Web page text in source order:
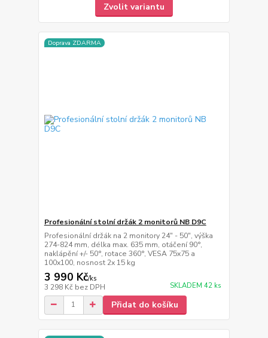
Zvolit variantu
Doprava ZDARMA
Profesionální stolní držák 2 monitorů NB D9C
Profesionální držák na 2 monitory 24" - 50", výška
274-824 mm, délka max. 635 mm, otáčení 90°,
naklápění +/- 50°, rotace 360°, VESA 75x75 a
100x100, nosnost 2x 15 kg
3 990 Kč/ks
3 298 Kč bez DPH SKLADEM 42 ks
Přidat do košíku